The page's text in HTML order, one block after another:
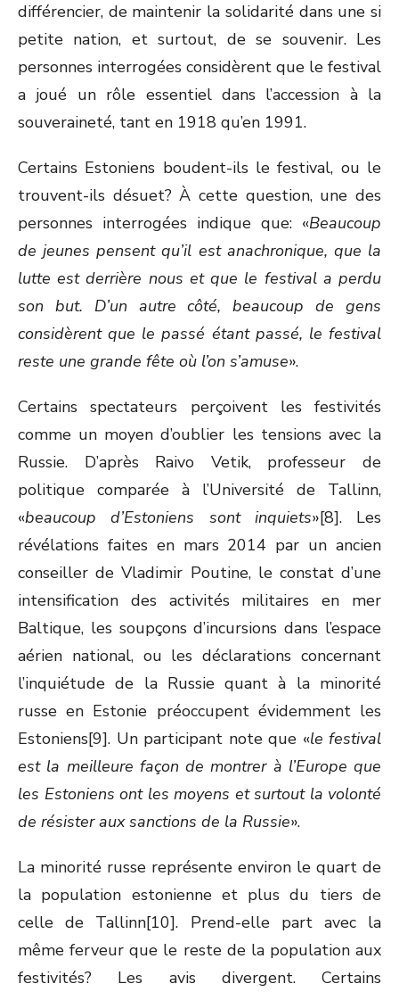
différencier, de maintenir la solidarité dans une si
petite nation, et surtout, de se souvenir. Les
personnes interrogées considèrent que le festival
a joué un rôle essentiel dans l’accession à la
souveraineté, tant en 1918 qu’en 1991.
Certains Estoniens boudent-ils le festival, ou le
trouvent-ils désuet? À cette question, une des
personnes interrogées indique que: «Beaucoup
de jeunes pensent qu’il est anachronique, que la
lutte est derrière nous et que le festival a perdu
son but. D’un autre côté, beaucoup de gens
considèrent que le passé étant passé, le festival
reste une grande fête où l’on s’amuse».
Certains spectateurs perçoivent les festivités
comme un moyen d’oublier les tensions avec la
Russie. D’après Raivo Vetik, professeur de
politique comparée à l’Université de Tallinn,
«beaucoup d’Estoniens sont inquiets»[8]. Les
révélations faites en mars 2014 par un ancien
conseiller de Vladimir Poutine, le constat d’une
intensification des activités militaires en mer
Baltique, les soupçons d’incursions dans l’espace
aérien national, ou les déclarations concernant
l’inquiétude de la Russie quant à la minorité
russe en Estonie préoccupent évidemment les
Estoniens[9]. Un participant note que «le festival
est la meilleure façon de montrer à l’Europe que
les Estoniens ont les moyens et surtout la volonté
de résister aux sanctions de la Russie».
La minorité russe représente environ le quart de
la population estonienne et plus du tiers de
celle de Tallinn[10]. Prend-elle part avec la
même ferveur que le reste de la population aux
festivités? Les avis divergent. Certains